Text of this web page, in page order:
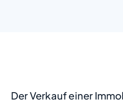
Der Verkauf einer